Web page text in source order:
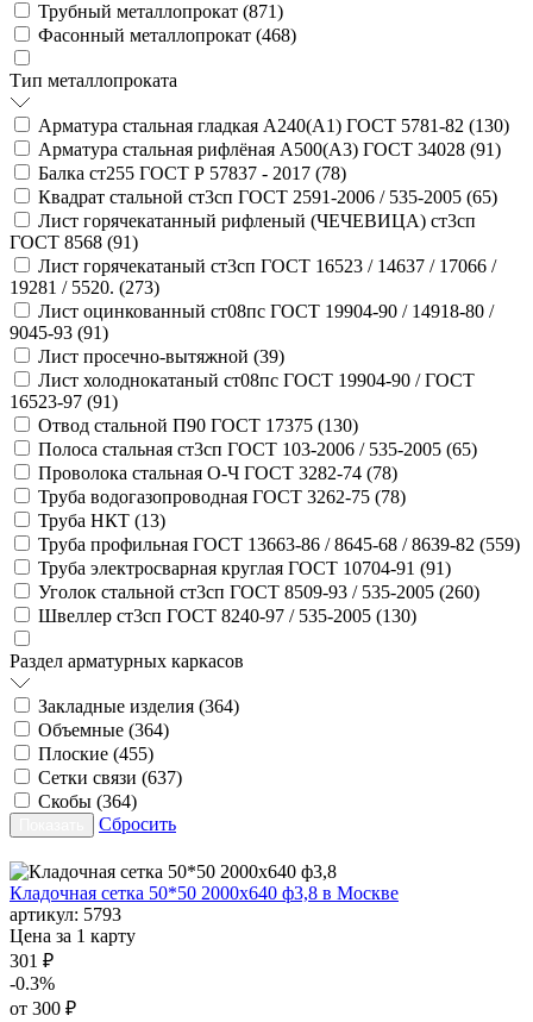
Трубный металлопрокат (871)
Фасонный металлопрокат (468)
Тип металлопроката
Арматура стальная гладкая А240(А1) ГОСТ 5781-82 (130)
Арматура стальная рифлёная А500(А3) ГОСТ 34028 (91)
Балка ст255 ГОСТ Р 57837 - 2017 (78)
Квадрат стальной ст3сп ГОСТ 2591-2006 / 535-2005 (65)
Лист горячекатанный рифленый (ЧЕЧЕВИЦА) ст3сп
ГОСТ 8568 (91)
Лист горячекатаный ст3сп ГОСТ 16523 / 14637 / 17066 /
19281 / 5520. (273)
Лист оцинкованный ст08пс ГОСТ 19904-90 / 14918-80 /
9045-93 (91)
Лист просечно-вытяжной (39)
Лист холоднокатаный ст08пс ГОСТ 19904-90 / ГОСТ
16523-97 (91)
Отвод стальной П90 ГОСТ 17375 (130)
Полоса стальная ст3сп ГОСТ 103-2006 / 535-2005 (65)
Проволока стальная О-Ч ГОСТ 3282-74 (78)
Труба водогазопроводная ГОСТ 3262-75 (78)
Труба НКТ (13)
Труба профильная ГОСТ 13663-86 / 8645-68 / 8639-82 (559)
Труба электросварная круглая ГОСТ 10704-91 (91)
Уголок стальной ст3сп ГОСТ 8509-93 / 535-2005 (260)
Швеллер ст3сп ГОСТ 8240-97 / 535-2005 (130)
Раздел арматурных каркасов
Закладные изделия (364)
Объемные (364)
Плоские (455)
Сетки связи (637)
Скобы (364)
Сбросить
Кладочная сетка 50*50 2000х640 ф3,8 в Москве
артикул: 5793
Цена за 1 карту
301 ₽
-0.3%
от 300 ₽